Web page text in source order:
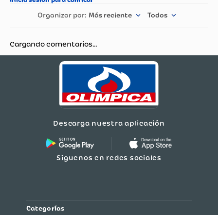
Más reciente Todos
Cargando comentarios…
Descarga nuestra aplicación
Síguenos en redes sociales
Categorías